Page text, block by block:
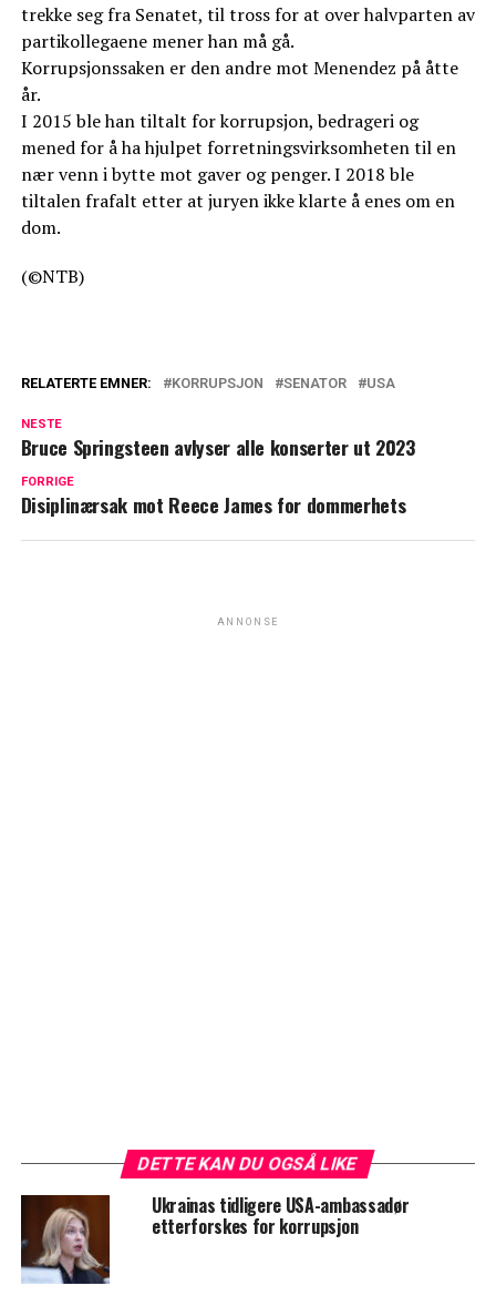
trekke seg fra Senatet, til tross for at over halvparten av
partikollegaene mener han må gå.
Korrupsjonssaken er den andre mot Menendez på åtte
år.
I 2015 ble han tiltalt for korrupsjon, bedrageri og
mened for å ha hjulpet forretningsvirksomheten til en
nær venn i bytte mot gaver og penger. I 2018 ble
tiltalen frafalt etter at juryen ikke klarte å enes om en
dom.
(©NTB)
RELATERTE EMNER: KORRUPSJON SENATOR USA
NESTE
Bruce Springsteen avlyser alle konserter ut 2023
FORRIGE
Disiplinærsak mot Reece James for dommerhets
ANNONSE
DETTE KAN DU OGSÅ LIKE
Ukrainas tidligere USA-ambassadør
etterforskes for korrupsjon